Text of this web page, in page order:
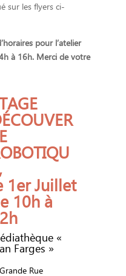
sur les flyers ci-
pour l’atelier
à 16h. Merci de votre
1er Juillet
10h à
«
Farges »
Rue